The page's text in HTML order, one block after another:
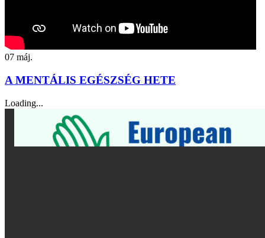
07 máj.
A MENTÁLIS EGÉSZSÉG HETE
Loading...